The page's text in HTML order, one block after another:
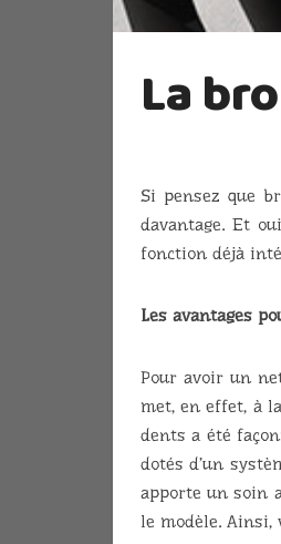
La
Si pensez que
davantage. Et
fonction déjà
Les avantages
Pour avoir un
met, en effet, à
dents a été
dotés d’un
apporte un soin
le modèle. Ainsi,